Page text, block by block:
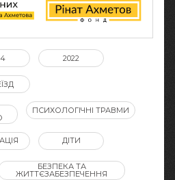
2022
ПСИХОЛОГІЧНІ ТРАВМИ
ДІТИ
БЕЗПЕКА ТА
ЖИТТЄЗАБЕЗПЕЧЕННЯ